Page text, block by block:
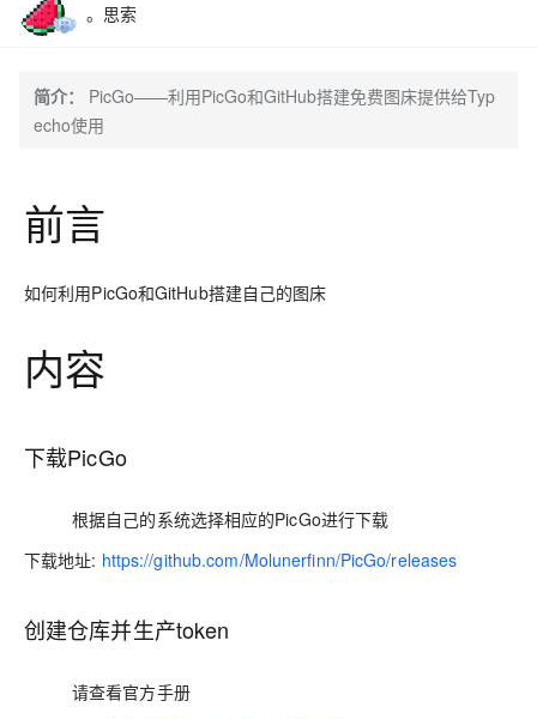
。思索
简介：
PicGo——利用PicGo和GitHub搭建免费图床提供给Typ
echo使用
前言
如何利用PicGo和GitHub搭建自己的图床
内容
下载PicGo
根据自己的系统选择相应的PicGo进行下载
下载地址: https://github.com/Molunerfinn/PicGo/releases
创建仓库并生产token
请查看官方手册